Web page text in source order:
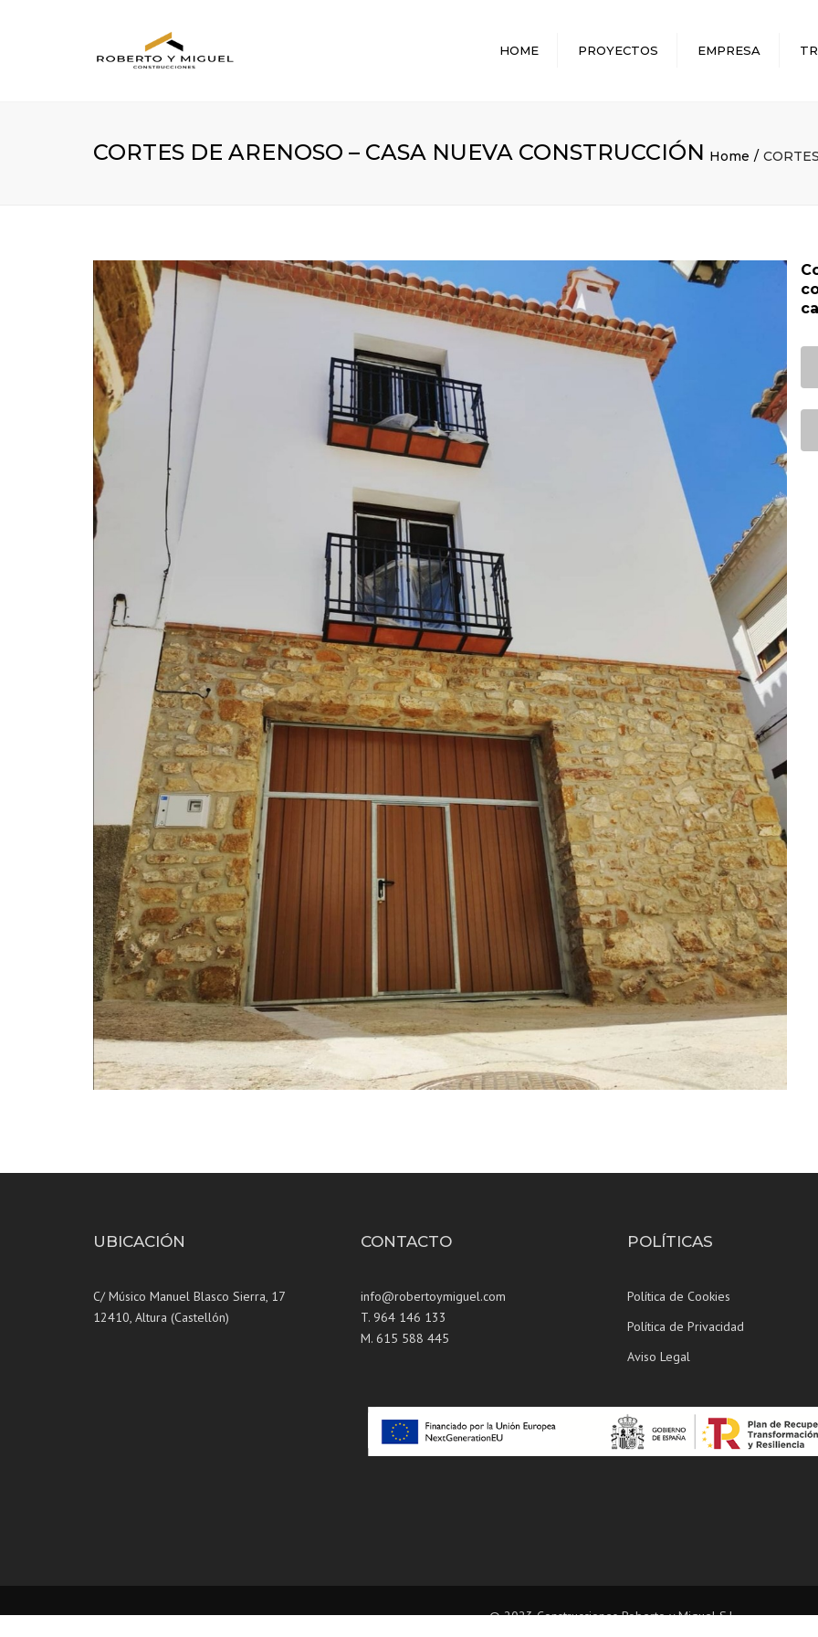
HOME PROYECTOS EMPRESA
CORTES DE ARENOSO – CASA NUEVA CONSTRUCCIÓN Home
UBICACIÓN
C/ Músico Manuel Blasco Sierra, 17
12410, Altura (Castellón)
CONTACTO
info@robertoymiguel.com
T. 964 146 133
M. 615 588 445
POLÍTICAS
Política de Cookies
Política de Privacidad
Aviso Legal
© 2023 Construcciones Roberto y Miguel S.L.